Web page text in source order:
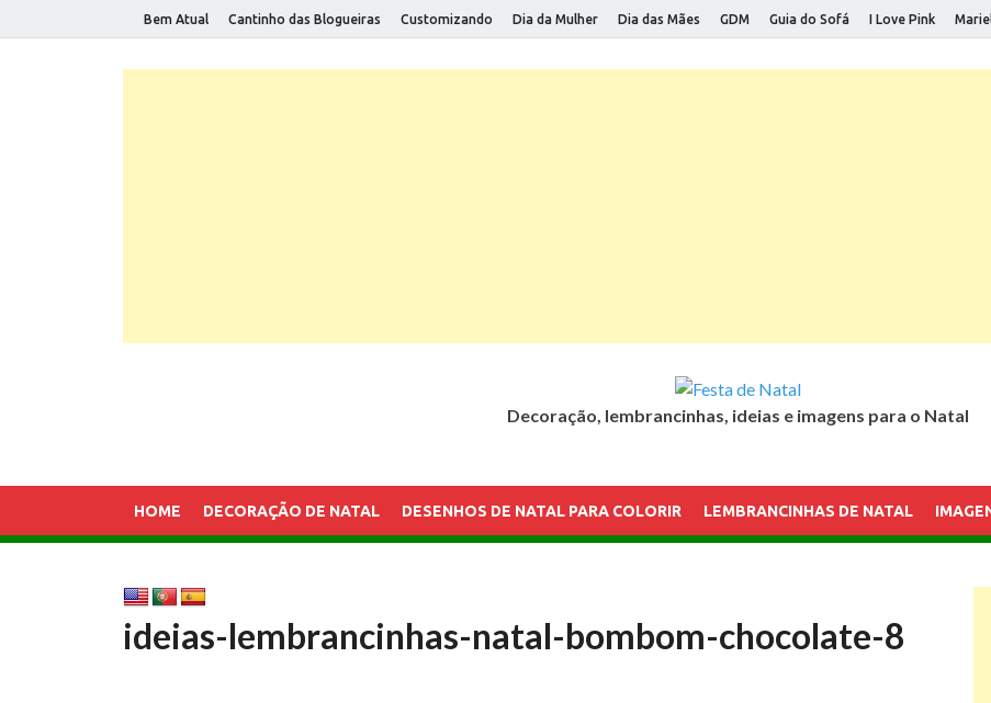
Bem Atual Cantinho das Blogueiras Customizando Dia da Mulher Dia das Mães GDM Guia do Sofá I Love Pink
Decoração, lembrancinhas, ideias e imagens para o Natal
HOME DECORAÇÃO DE NATAL DESENHOS DE NATAL PARA COLORIR LEMBRANCINHAS DE NATAL
ideias-lembrancinhas-natal-bombom-chocolate-8